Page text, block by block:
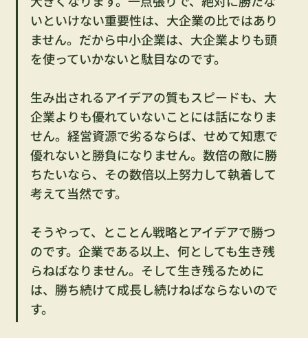
いといけない重要性は、大企業の比ではあり
ません。だから中小企業は、大企業よりも頭
を使っていかないと駄目なのです。
生み出されるアイデアの質もスピードも、大
企業よりも優れていないことには話になりま
せん。経営資源で劣るならば、せめて知恵で
優れないと勝負になりません。数倍の敵に勝
ちたいなら、その数倍以上努力して執着して
考えて当然です。
そうやって、とことん戦略とアイデアで勝つ
のです。企業である以上、何としても生き残
らねばなりません。そして生き残るために
は、勝ち続けて成長し続けねばならないので
す。